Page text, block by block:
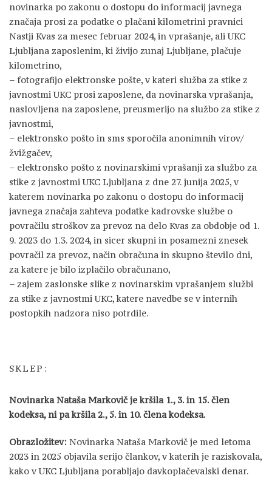
novinarka po zakonu o dostopu do informacij javnega
značaja prosi za podatke o plačani kilometrini pravnici
Nastji Kvas za mesec februar 2024, in vprašanje, ali UKC
Ljubljana zaposlenim, ki živijo zunaj Ljubljane, plačuje
kilometrino,
– fotografijo elektronske pošte, v kateri služba za stike z
javnostmi UKC prosi zaposlene, da novinarska vprašanja,
naslovljena na zaposlene, preusmerijo na službo za stike z
javnostmi,
– elektronsko pošto in sms sporočila anonimnih virov/
žvižgačev,
– elektronsko pošto z novinarskimi vprašanji za službo za
stike z javnostmi UKC Ljubljana z dne 27. junija 2025, v
katerem novinarka po zakonu o dostopu do informacij
javnega značaja zahteva podatke kadrovske službe o
povračilu stroškov za prevoz na delo Kvas za obdobje od 1.
9. 2023 do 1.3. 2024, in sicer skupni in posamezni znesek
povračil za prevoz, način obračuna in skupno število dni,
za katere je bilo izplačilo obračunano,
– zajem zaslonske slike z novinarskim vprašanjem službi
za stike z javnostmi UKC, katere navedbe se v internih
postopkih nadzora niso potrdile.
SKLEP:
Novinarka Nataša Markovič je kršila 1., 3. in 15. člen
kodeksa, ni pa kršila 2., 5. in 10. člena kodeksa.
Obrazložitev: Novinarka Nataša Markovič je med letoma
2023 in 2025 objavila serijo člankov, v katerih je raziskovala,
kako v UKC Ljubljana porabljajo davkoplačevalski denar.